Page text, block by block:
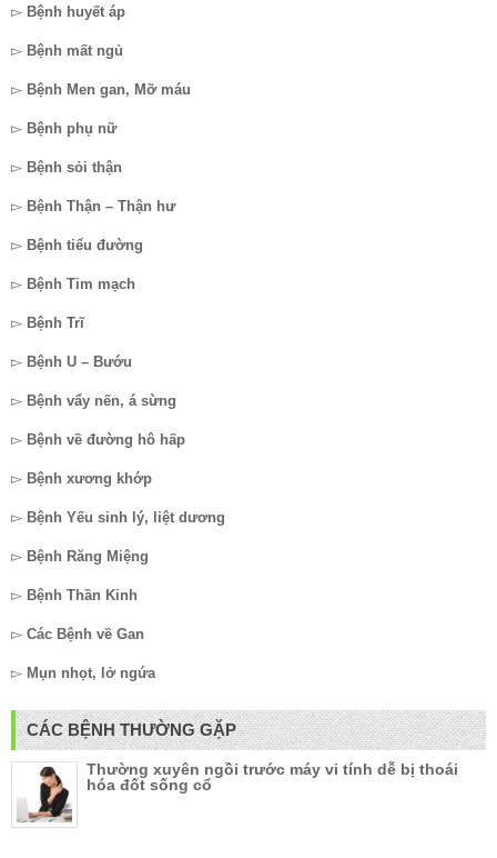
▻ Bệnh huyết áp
▻ Bệnh mất ngủ
▻ Bệnh Men gan, Mỡ máu
▻ Bệnh phụ nữ
▻ Bệnh sỏi thận
▻ Bệnh Thận – Thận hư
▻ Bệnh tiểu đường
▻ Bệnh Tim mạch
▻ Bệnh Trĩ
▻ Bệnh U – Bướu
▻ Bệnh vẩy nến, á sừng
▻ Bệnh về đường hô hấp
▻ Bệnh xương khớp
▻ Bệnh Yếu sinh lý, liệt dương
▻ Bệnh Răng Miệng
▻ Bệnh Thần Kinh
▻ Các Bệnh về Gan
▻ Mụn nhọt, lở ngứa
CÁC BỆNH THƯỜNG GẶP
Thường xuyên ngồi trước máy vi tính dễ bị thoái
hóa đốt sống cổ